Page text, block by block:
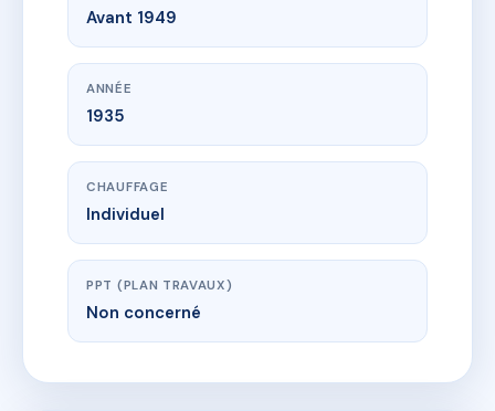
Avant 1949
ANNÉE
1935
CHAUFFAGE
Individuel
PPT (PLAN TRAVAUX)
Non concerné